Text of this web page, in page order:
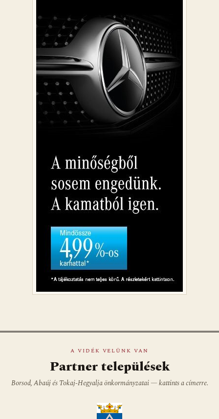
A VIDÉK VELÜNK VAN
Partner települések
Borsod, Abaúj és Tokaj-Hegyalja önkormányzatai — kattints a címerre.